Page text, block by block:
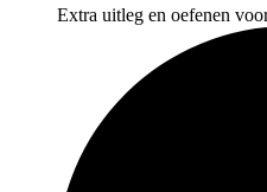
Extra uitleg en oefenen